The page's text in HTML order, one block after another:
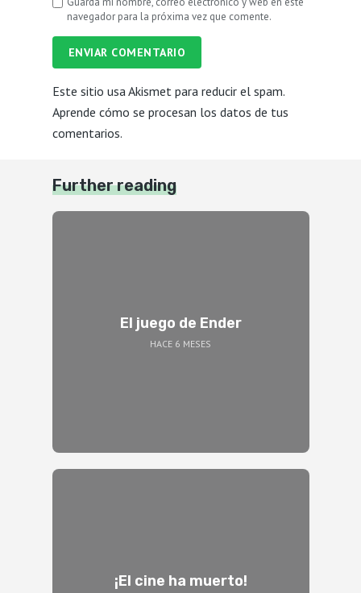
navegador para la próxima vez que comente.
ENVIAR COMENTARIO
Este sitio usa Akismet para reducir el spam.
Aprende cómo se procesan los datos de tus
comentarios.
Further reading
El juego de Ender
HACE 6 MESES
¡El cine ha muerto!